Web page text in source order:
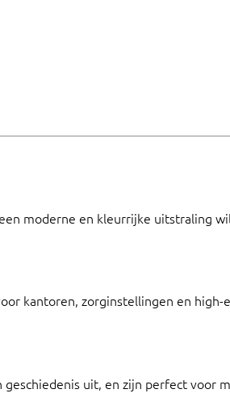
moderne en kleurrijke uitstraling
kantoren, zorginstellingen en high-
uit, en zijn perfect voor